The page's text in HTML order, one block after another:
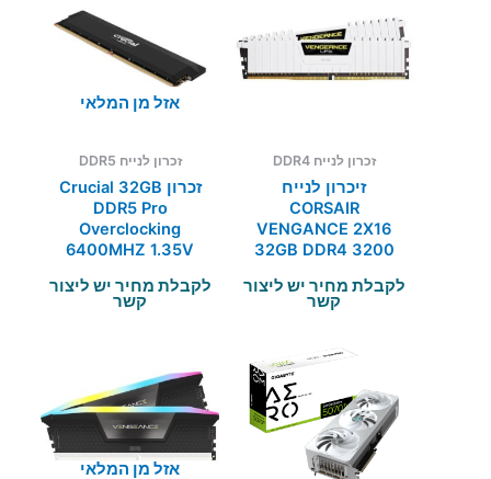
זכרון לנייח DDR4
זיכרון לנייח
CORSAIR
VENGANCE 2X16
32GB DDR4 3200
לקבלת מחיר יש ליצור
קשר
אזל מן המלאי
זכרון לנייח DDR5
זכרון Crucial 32GB
DDR5 Pro
Overclocking
6400MHZ 1.35V
לקבלת מחיר יש ליצור
קשר
אזל מן המלאי